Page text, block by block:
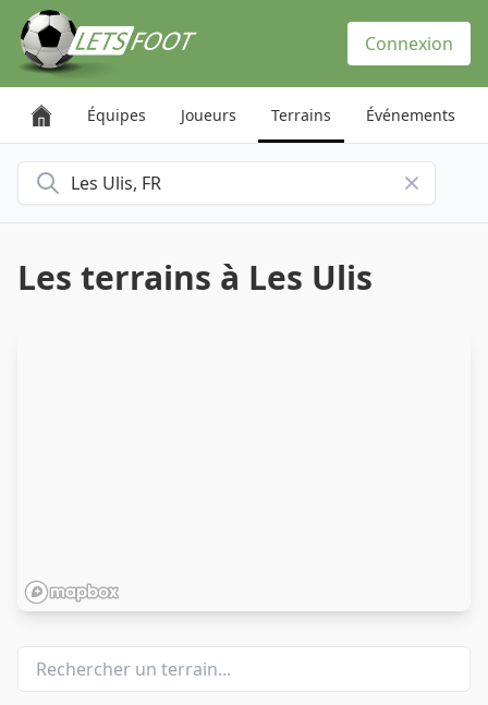
Connexion
Équipes Joueurs Terrains Événements
Rechercher une ville
Les terrains à Les Ulis
Panneau de gestion des cookies